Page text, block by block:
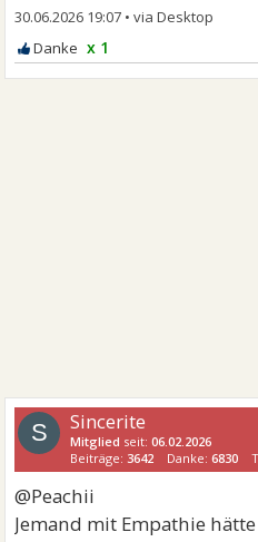
30.06.2026 19:07 •
x 1
S Sincerite
Mitglied seit:06.02.2026
Beiträge: 3642 Danke:6830
@Peachii
Jemand mit Empathie